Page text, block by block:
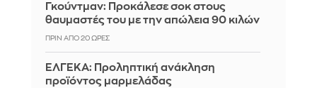
Γκούντμαν: Προκάλεσε σοκ στους
θαυμαστές του με την απώλεια 90 κιλών
ΠΡΙΝ ΑΠΌ 20 ΏΡΕΣ
ΕΛΓΕΚΑ: Προληπτική ανάκληση
προϊόντος μαρμελάδας